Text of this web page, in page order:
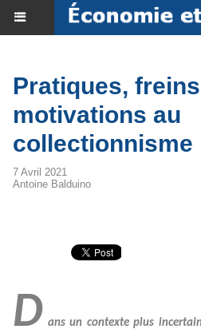
Pratiques,
motivations au
collectionnisme
7 Avril 2021
Antoine Balduino
D ans un contexte plus